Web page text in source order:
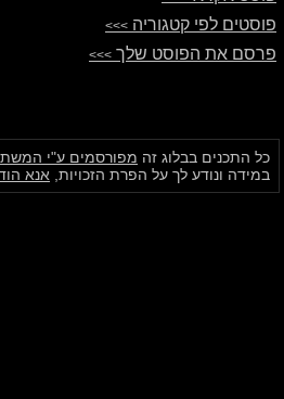
פוסטים לפי קטגוריה >>>
פרסם את הפוסט שלך >>>
כל התכנים בבלוג זה מפורסמים ע"י
במידה ונודע לך על הפרת הזכויות, אנא